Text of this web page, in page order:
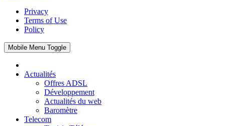
Privacy
Terms of Use
Policy
Mobile Menu Toggle
Actualités
Offres ADSL
Développement
Actualités du web
Baromètre
Telecom